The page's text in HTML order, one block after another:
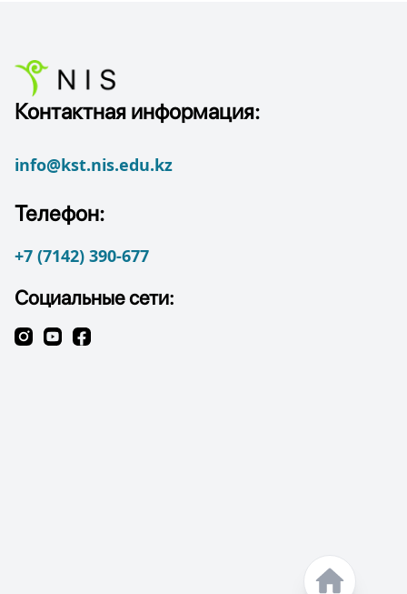
Контактная информация:
info@kst.nis.edu.kz
Телефон:
+7 (7142) 390-677
Социальные сети: